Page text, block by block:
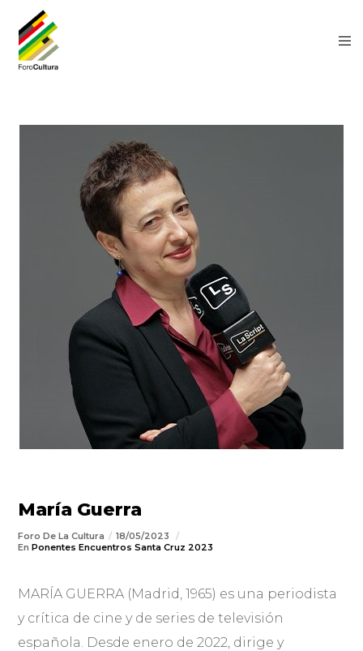
María Guerra
Foro De La Cultura
18/05/2023
EnPonentes Encuentros Santa Cruz 2023
MARÍA GUERRA (Madrid, 1965) es una periodista
y crítica de cine y de series de televisión
española. Desde enero de 2022, dirige y